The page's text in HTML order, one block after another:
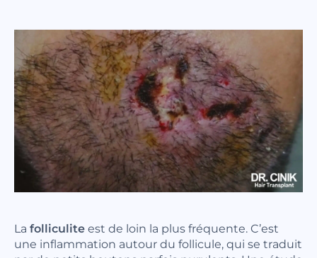
La folliculiteest de loin la plus fréquente. C’est
une inflammation autour du follicule, qui se traduit